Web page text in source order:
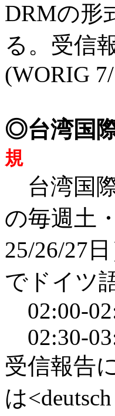
DRMの形
る。受信
(WORIG
◎台湾国
規
台湾国
の毎週土
25/26/27
でドイツ
02:00-
02:30-
受信報告
は